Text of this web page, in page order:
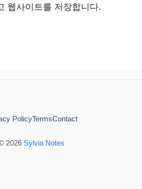
웹사이트를 저장합니다.
2026 Sylvia Notes
PolicyTermsContact